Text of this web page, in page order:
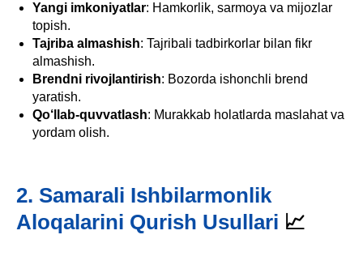
Yangi imkoniyatlar: Hamkorlik, sarmoya va mijozlar
topish.
Tajriba almashish: Tajribali tadbirkorlar bilan fikr
almashish.
Brendni rivojlantirish: Bozorda ishonchli brend
yaratish.
Qo‘llab-quvvatlash: Murakkab holatlarda maslahat va
yordam olish.
2. Samarali Ishbilarmonlik
Aloqalarini Qurish Usullari 📈